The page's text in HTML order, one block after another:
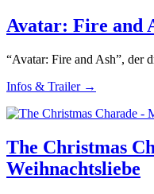
Avatar: Fire and
“Avatar: Fire and Ash”, der
Infos & Trailer →
The Christmas
Weihnachtsliebe